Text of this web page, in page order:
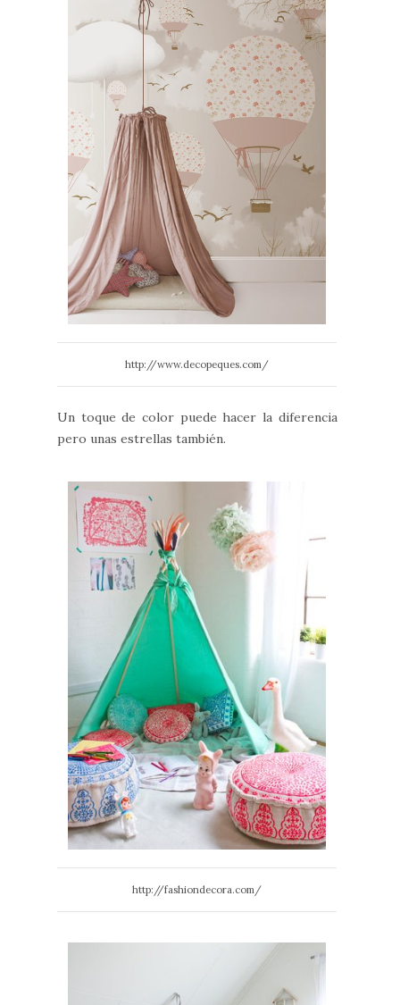
http://www.decopeques.com/
Un toque de color puede hacer la diferencia
pero unas estrellas también.
http://fashiondecora.com/